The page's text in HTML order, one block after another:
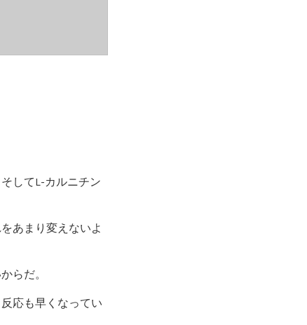
してL-カルニチン
あまり変えないよ
らだ。
応も早くなってい